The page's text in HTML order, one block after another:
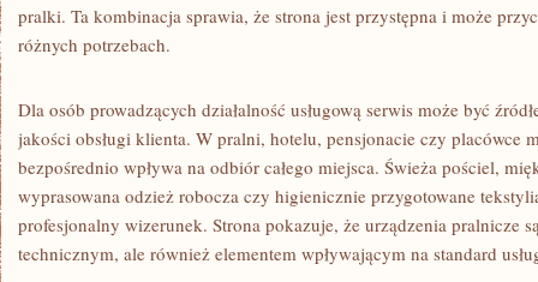
pralki. Ta kombinacja sprawia, że strona jest przystępna i może
różnych potrzebach.
Dla osób prowadzących działalność usługową serwis może być
jakości obsługi klienta. W pralni, hotelu, pensjonacie czy placówce
bezpośrednio wpływa na odbiór całego miejsca. Świeża pościel,
wyprasowana odzież robocza czy higienicznie przygotowane
profesjonalny wizerunek. Strona pokazuje, że urządzenia pralnicze
technicznym, ale również elementem wpływającym na standard